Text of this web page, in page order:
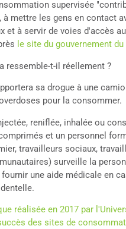
supervisée
à mettre les gens en contact
et à servir de voies d'accès au
le site du gouvernement du
ressemble-t-il réellement ?
sa drogue à une
pour la consommer.
reniflée, inhalée ou
et un personnel
travailleurs sociaux,
surveille la
une aide médicale en
réalisée en 2017 par
des sites de